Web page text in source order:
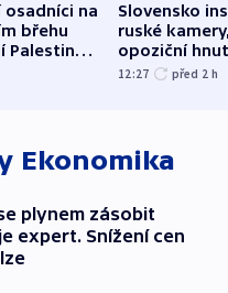
osadníci na
břehu
Palestince
i vlastní
Slovensko
ruské
opoziční
12:27 před 2 h
Ekonomika
plynem zásobit
expert. Snížení cen